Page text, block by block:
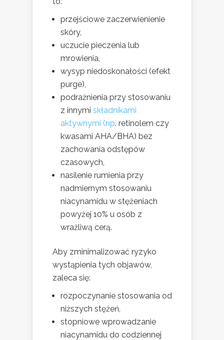
przejściowe zaczerwienienie
skóry,
uczucie pieczenia lub
mrowienia,
wysyp niedoskonałości (efekt
purge),
podrażnienia przy stosowaniu
z innymi składnikami
aktywnymi (np. retinolem czy
kwasami AHA/BHA) bez
zachowania odstępów
czasowych,
nasilenie rumienia przy
nadmiernym stosowaniu
niacynamidu w stężeniach
powyżej 10% u osób z
wrażliwą cerą.
Aby zminimalizować ryzyko
wystąpienia tych objawów,
zaleca się:
rozpoczynanie stosowania od
niższych stężeń,
stopniowe wprowadzanie
niacynamidu do codziennej